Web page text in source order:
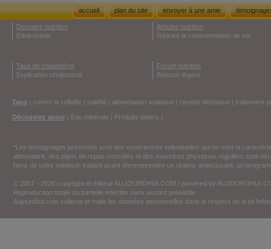
accueil plan du site envoyer à une amie
Dossiers nutrition
Edulcorants
Articles nutrition
Réduire la consommation de sel
Taux de cholestérol
Explication cholesterol
Forum nutrition
Boisson légère
Tags : contre la cellulite | satiété | alimentation asiatique | recette diététique | traitement
Découvrez aussi : Eau minérale | Produits laitiers |
*Les témoignages présentés sont des expériences individuelles qui ne sont ni
alimentaire, des plans de repas contrôlés et des exercices physiques réguliers sont
l'avis de votre médecin traitant avant d'entreprendre un régime amincissant, un
© 2007 - 2026 copyright et éditeur AUJOURDHUI.COM / powered by
Reproduction totale ou partielle interdite sans accord préalable.
Aujourdhui.com collecte et traite les données personnelles dans le respect de la loi